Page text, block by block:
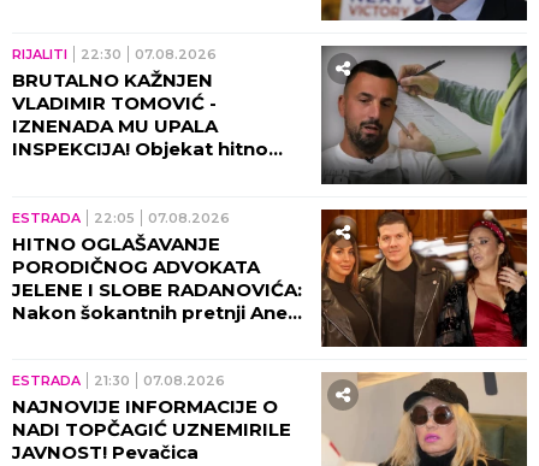
RIJALITI 22:30 07.08.2026
BRUTALNO KAŽNJEN
VLADIMIR TOMOVIĆ -
IZNENADA MU UPALA
INSPEKCIJA! Objekat hitno
ESTRADA 22:05 07.08.2026
HITNO OGLAŠAVANJE
PORODIČNOG ADVOKATA
JELENE I SLOBE RADANOVIĆA:
Nakon šokantnih pretnji Ane
ESTRADA 21:30 07.08.2026
NAJNOVIJE INFORMACIJE O
NADI TOPČAGIĆ UZNEMIRILE
JAVNOST! Pevačica